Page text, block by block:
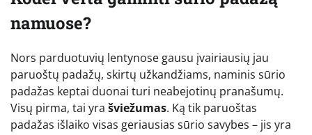
namuose?
Nors parduotuvių lentynose gausu įvairiausių jau
paruoštų padažų, skirtų užkandžiams, naminis sūrio
padažas keptai duonai turi neabejotinų pranašumų.
Visų pirma, tai yra šviežumas. Ką tik paruoštas
padažas išlaiko visas geriausias sūrio savybes – jis yra